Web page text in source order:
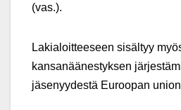
(vas.).
Lakialoitteeseen sisältyy
kansanäänestyksen
jäsenyydestä Euroopan